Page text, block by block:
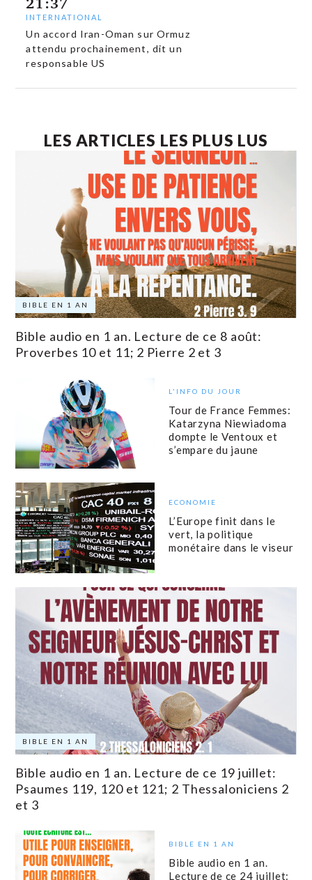
INTERNATIONAL
Un accord Iran-Oman sur Ormuz
attendu prochainement, dit un
responsable US
LES ARTICLES LES PLUS LUS
BIBLE EN 1 AN
Bible audio en 1 an. Lecture de ce 8 août:
Proverbes 10 et 11; 2 Pierre 2 et 3
L'INFO DU JOUR
Tour de France Femmes:
Katarzyna Niewiadoma
dompte le Ventoux et
s’empare du jaune
ECONOMIE
L’Europe finit dans le
vert, la politique
monétaire dans le viseur
BIBLE EN 1 AN
Bible audio en 1 an. Lecture de ce 19 juillet:
Psaumes 119, 120 et 121; 2 Thessaloniciens 2
et 3
BIBLE EN 1 AN
Bible audio en 1 an.
Lecture de ce 24 juillet: